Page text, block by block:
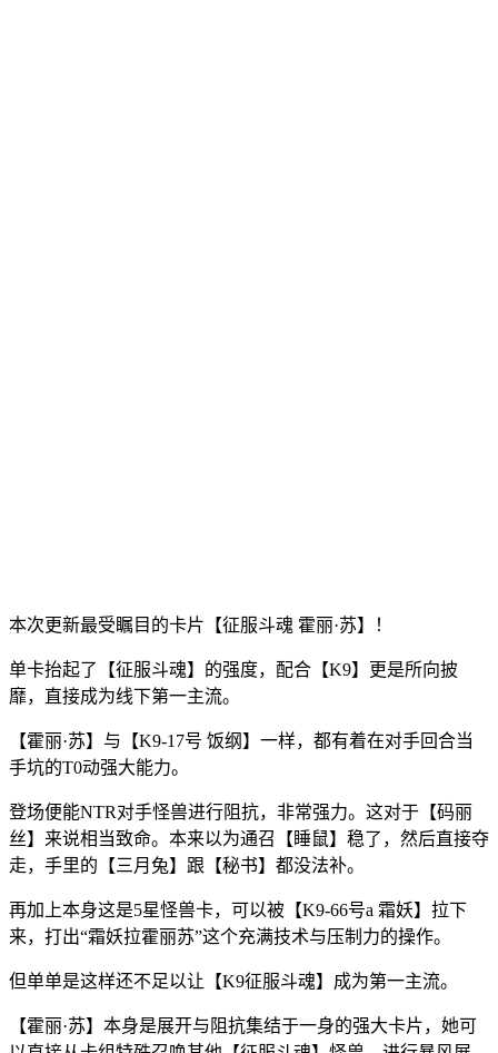
本次更新最受瞩目的卡片【征服斗魂 霍丽·苏】！
单卡抬起了【征服斗魂】的强度，配合【K9】更是所向披
靡，直接成为线下第一主流。
【霍丽·苏】与【K9-17号 饭纲】一样，都有着在对手回合当
手坑的T0动强大能力。
登场便能NTR对手怪兽进行阻抗，非常强力。这对于【码丽
丝】来说相当致命。本来以为通召【睡鼠】稳了，然后直接夺
走，手里的【三月兔】跟【秘书】都没法补。
再加上本身这是5星怪兽卡，可以被【K9-66号a 霜妖】拉下
来，打出“霜妖拉霍丽苏”这个充满技术与压制力的操作。
但单单是这样还不足以让【K9征服斗魂】成为第一主流。
【霍丽·苏】本身是展开与阻抗集结于一身的强大卡片，她可